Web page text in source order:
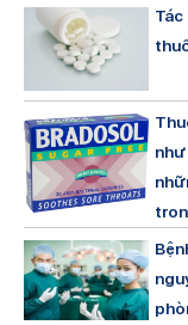
Tác
như